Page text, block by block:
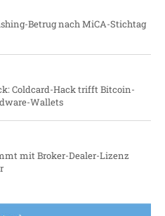
Betrug nach MiCA-Stichtag
Coldcard-Hack trifft Bitcoin-
Wallets
mit Broker-Dealer-Lizenz